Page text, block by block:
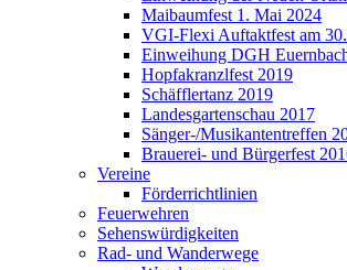
Maibaumfest 1. Mai 2024
VGI-Flexi Auftaktfest am
Einweihung DGH
Hopfakranzlfest 2019
Schäfflertanz 2019
Landesgartenschau 2017
Sänger-/Musikantentreffen
Brauerei- und Bürgerfest
Vereine
Förderrichtlinien
Feuerwehren
Sehenswürdigkeiten
Rad- und Wanderwege